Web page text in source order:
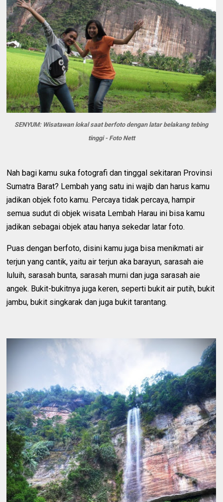
SENYUM: Wisatawan lokal saat berfoto dengan latar belakang tebing
tinggi - Foto Nett
Nah bagi kamu suka fotografi dan tinggal sekitaran Provinsi
Sumatra Barat? Lembah yang satu ini wajib dan harus kamu
jadikan objek foto kamu. Percaya tidak percaya, hampir
semua sudut di objek wisata Lembah Harau ini bisa kamu
jadikan sebagai objek atau hanya sekedar latar foto.
Puas dengan berfoto, disini kamu juga bisa menikmati air
terjun yang cantik, yaitu air terjun aka barayun, sarasah aie
luluih, sarasah bunta, sarasah murni dan juga sarasah aie
angek. Bukit-bukitnya juga keren, seperti bukit air putih, bukit
jambu, bukit singkarak dan juga bukit tarantang.